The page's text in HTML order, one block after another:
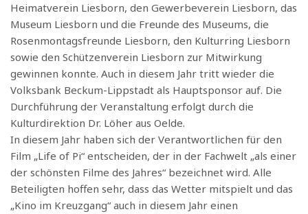
Heimatverein Liesborn, den Gewerbeverein Liesborn, das
Museum Liesborn und die Freunde des Museums, die
Rosenmontagsfreunde Liesborn, den Kulturring Liesborn
sowie den Schützenverein Liesborn zur Mitwirkung
gewinnen konnte. Auch in diesem Jahr tritt wieder die
Volksbank Beckum-Lippstadt als Hauptsponsor auf. Die
Durchführung der Veranstaltung erfolgt durch die
Kulturdirektion Dr. Löher aus Oelde.
In diesem Jahr haben sich der Verantwortlichen für den
Film „Life of Pi“ entscheiden, der in der Fachwelt „als einer
der schönsten Filme des Jahres“ bezeichnet wird. Alle
Beteiligten hoffen sehr, dass das Wetter mitspielt und das
„Kino im Kreuzgang“ auch in diesem Jahr einen